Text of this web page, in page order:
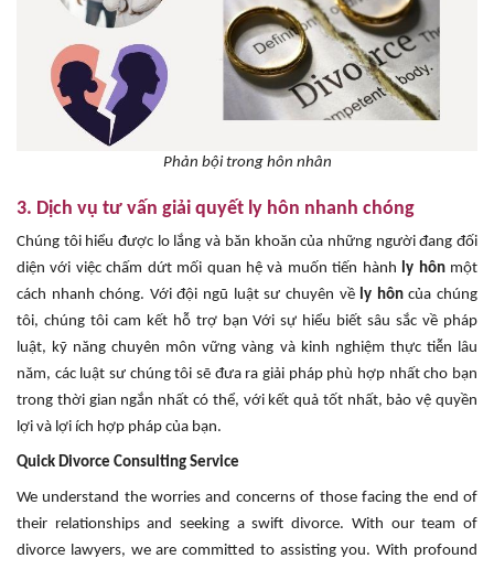
Phản bội trong hôn nhân
3. Dịch vụ tư vấn giải quyết ly hôn nhanh chóng
Chúng tôi hiểu được lo lắng và băn khoăn của những người đang đối
diện với việc chấm dứt mối quan hệ và muốn tiến hành ly hônmột
cách nhanh chóng. Với đội ngũ luật sư chuyên về ly hôncủa chúng
tôi, chúng tôi cam kết hỗ trợ bạn Với sự hiểu biết sâu sắc về pháp
luật, kỹ năng chuyên môn vững vàng và kinh nghiệm thực tiễn lâu
năm, các luật sư chúng tôi sẽ đưa ra giải pháp phù hợp nhất cho bạn
trong thời gian ngắn nhất có thể, với kết quả tốt nhất, bảo vệ quyền
lợi và lợi ích hợp pháp của bạn.
Quick Divorce Consulting Service
We understand the worries and concerns of those facing the end of
their relationships and seeking a swift divorce. With our team of
divorce lawyers, we are committed to assisting you. With profound